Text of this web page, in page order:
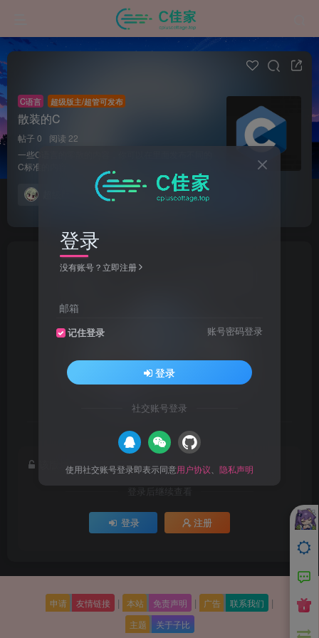
C语言 超级版主/超管可发布
散装的C
帖子 0
阅读 22
一些C语言的零散的内容，你可以在里面发布不同的
C标准的内容
发布
该版块内容已隐藏，请登录后查看
登录后继续查看
登录 注册
申请 友情链接 | 本站 免责声明 | 广告 联系我们 |
主题 关于子比
登录
没有账号？立即注册
邮箱
记住登录 账号密码登录
登录
社交账号登录
使用社交账号登录即表示同意用户协议 隐私声明